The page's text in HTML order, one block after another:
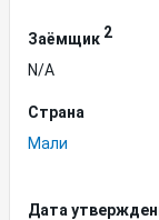
Заёмщик 2
N/A
Страна
Мали
Дата